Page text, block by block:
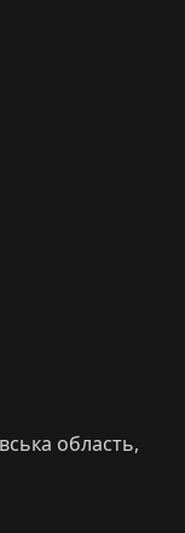
область,